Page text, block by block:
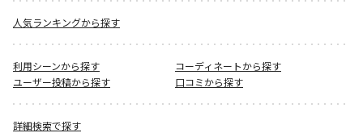
人気ランキングから探す
利用シーンから探す
コーディネートから探す
ユーザー投稿から探す
口コミから探す
詳細検索で探す